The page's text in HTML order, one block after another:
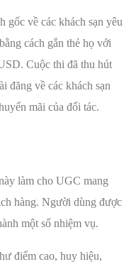
gốc về các khách sạn yêu
cách gắn thẻ họ với
Cuộc thi đã thu hút
đăng về các khách sạn
mãi của đối tác.
làm cho UGC mang
hàng. Người dùng được
một số nhiệm vụ.
điểm cao, huy hiệu,